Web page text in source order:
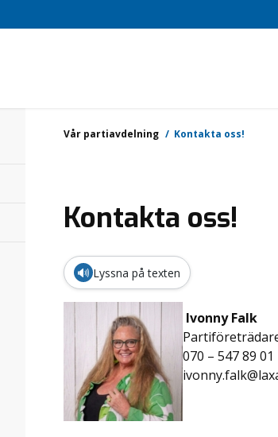
Vår partiavdelning Kontakta oss!
Kontakta oss!
🔊 Lyssna på texten
Ivonny Falk
070 – 547 89 01